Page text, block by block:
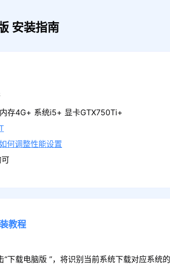
安装指南
存4G+ 系统i5+ 显卡GTX750Ti+
何调整性能设置
教程
载电脑版 ”，将识别当前系统下载对应系统